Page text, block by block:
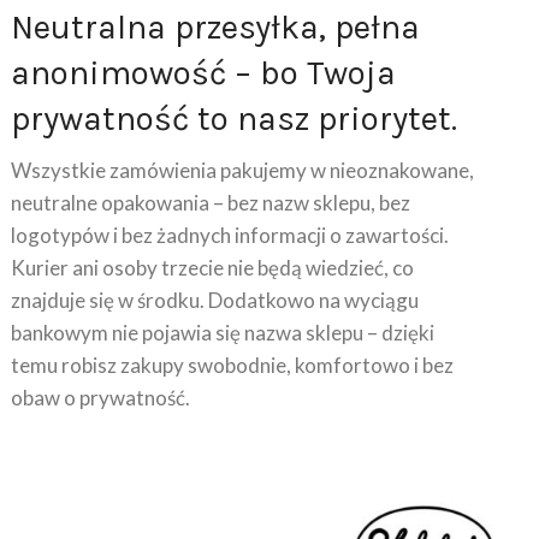
anonimowość – bo Twoja
prywatność to nasz priorytet.
Wszystkie zamówienia pakujemy w nieoznakowane,
neutralne opakowania – bez nazw sklepu, bez
logotypów i bez żadnych informacji o zawartości.
Kurier ani osoby trzecie nie będą wiedzieć, co
znajduje się w środku. Dodatkowo na wyciągu
bankowym nie pojawia się nazwa sklepu – dzięki
temu robisz zakupy swobodnie, komfortowo i bez
obaw o prywatność.